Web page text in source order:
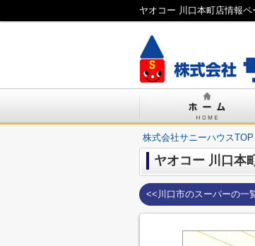
ヤオコー 川口本町店情報
株式会社サニーハウスTOP
ヤオコー 川口本
<<川口市のスーパーの一